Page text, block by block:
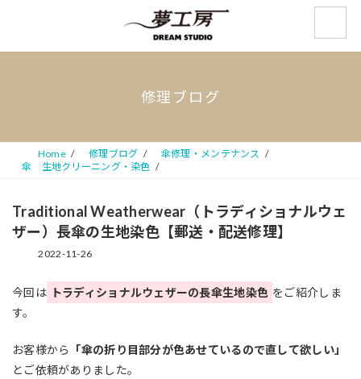
ン
ー
修理ブログ
Home 修理ブログ
傘修理・メンテナンス
傘 生地クリーニング・染色
Traditional Weatherwear（トラディショナルウェ
ザー）長傘の生地染色【郵送・配送修理】
2022-11-26
今回は トラディショナルウェザーの長傘生地染色 をご紹介しま
す。
お客様から
「傘の折り目部分が色あせているので直して欲しい」
とご依頼がありました。